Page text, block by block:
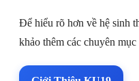
Để hiểu rõ hơn về hệ sinh
khảo thêm các chuyên